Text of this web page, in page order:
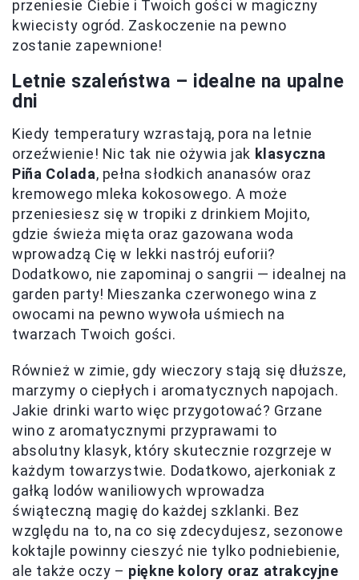
przeniesie Ciebie i Twoich gości w magiczny
kwiecisty ogród. Zaskoczenie na pewno
zostanie zapewnione!
Letnie szaleństwa – idealne na upalne
dni
Kiedy temperatury wzrastają, pora na letnie
orzeźwienie! Nic tak nie ożywia jak klasyczna
Piña Colada, pełna słodkich ananasów oraz
kremowego mleka kokosowego. A może
przeniesiesz się w tropiki z drinkiem Mojito,
gdzie świeża mięta oraz gazowana woda
wprowadzą Cię w lekki nastrój euforii?
Dodatkowo, nie zapominaj o sangrii — idealnej na
garden party! Mieszanka czerwonego wina z
owocami na pewno wywoła uśmiech na
twarzach Twoich gości.
Również w zimie, gdy wieczory stają się dłuższe,
marzymy o ciepłych i aromatycznych napojach.
Jakie drinki warto więc przygotować? Grzane
wino z aromatycznymi przyprawami to
absolutny klasyk, który skutecznie rozgrzeje w
każdym towarzystwie. Dodatkowo, ajerkoniak z
gałką lodów waniliowych wprowadza
świąteczną magię do każdej szklanki. Bez
względu na to, na co się zdecydujesz, sezonowe
koktajle powinny cieszyć nie tylko podniebienie,
ale także oczy – piękne kolory oraz atrakcyjne